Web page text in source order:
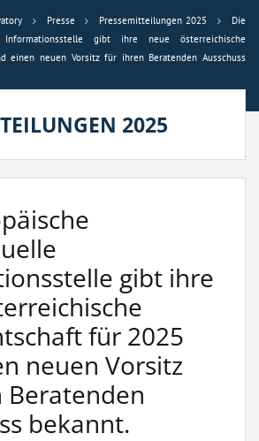
Presse Pressemitteilungen 2025
Die
Informationsstelle gibt ihre neue österreichische
einen neuen Vorsitz für ihren Beratenden Ausschuss
2025
gibt ihre
für 2025
neuen Vorsitz
bekannt.